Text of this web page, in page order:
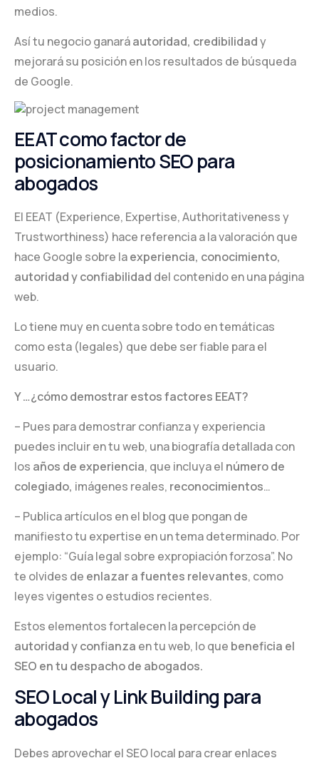
medios.
Así tu negocio ganaráautoridad, credibilidady
mejorará su posición en los resultados de búsqueda
de Google.
EEAT como factor de
posicionamiento SEO para
abogados
El EEAT (Experience, Expertise, Authoritativeness y
Trustworthiness) hace referencia a la valoración que
hace Google sobre laexperiencia, conocimiento,
autoridad y confiabilidad del contenido en una página
web.
Lo tiene muy en cuenta sobre todo en temáticas
como esta (legales) que debe ser fiable para el
usuario.
Y …¿cómo demostrar estos factores EEAT?
– Pues para demostrar confianza y experiencia
puedes incluir en tu web, una biografía detallada con
los años de experiencia, que incluya el número de
colegiado, imágenes reales, reconocimientos…
– Publica artículos en el blog que pongan de
manifiesto tu expertise en un tema determinado. Por
ejemplo: “Guía legal sobre expropiación forzosa”. No
te olvides de enlazar a fuentes relevantes, como
leyes vigentes o estudios recientes.
Estos elementos fortalecen la percepción de
autoridad y confianza en tu web, lo que beneficia el
SEO en tu despacho de abogados.
SEO Local y Link Building para
abogados
Debes aprovechar el SEO local para crear enlaces